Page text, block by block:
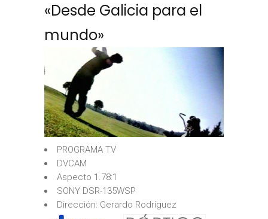
«Desde Galicia para el
mundo»
PROGRAMA TV
DVCAM
Aspecto 1.78:1
SONY DSR-135WSP
Dirección: Gerardo Rodríguez